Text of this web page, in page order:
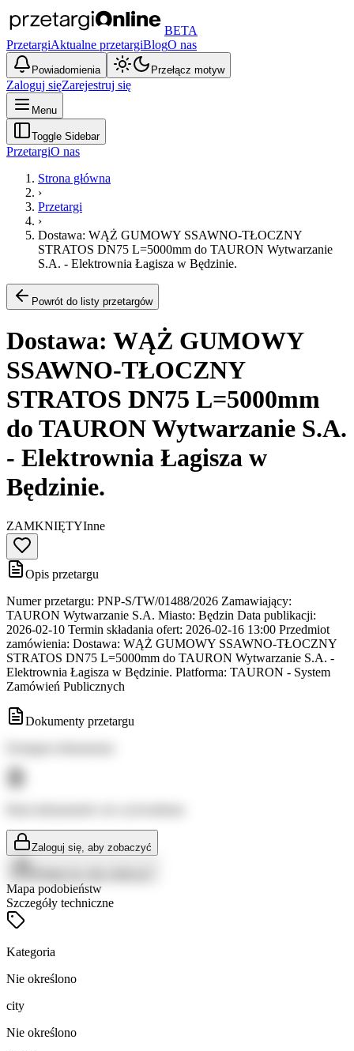
BETA
PrzetargiAktualne przetargiBlogO nas
Powiadomienia Przełącz motyw
Zaloguj sięZarejestruj się
Menu
Toggle Sidebar
PrzetargiO nas
Strona główna
›
Przetargi
›
Dostawa: WĄŻ GUMOWY SSAWNO-TŁOCZNY
STRATOS DN75 L=5000mm do TAURON Wytwarzanie
S.A. - Elektrownia Łagisza w Będzinie.
Powrót do listy przetargów
Dostawa: WĄŻ GUMOWY
SSAWNO-TŁOCZNY
STRATOS DN75 L=5000mm
do TAURON Wytwarzanie S.A.
- Elektrownia Łagisza w
Będzinie.
ZAMKNIĘTYInne
Opis przetargu
Numer przetargu: PNP-S/TW/01488/2026 Zamawiający:
TAURON Wytwarzanie S.A. Miasto: Będzin Data publikacji:
2026-02-10 Termin składania ofert: 2026-02-16 13:00 Przedmiot
zamówienia: Dostawa: WĄŻ GUMOWY SSAWNO-TŁOCZNY
STRATOS DN75 L=5000mm do TAURON Wytwarzanie S.A. -
Elektrownia Łagisza w Będzinie. Platforma: TAURON - System
Zamówień Publicznych
Dokumenty przetargu
Zaloguj się, aby zobaczyć
Mapa podobieństw
Szczegóły techniczne
Kategoria
Nie określono
city
Nie określono